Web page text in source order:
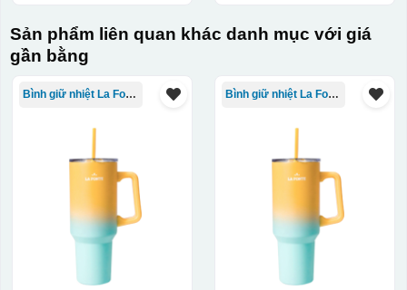
Sản phẩm liên quan khác danh mục với giá
gần bằng
Bình giữ nhiệt La Fonte Bình giữ nhiệt La Fonte